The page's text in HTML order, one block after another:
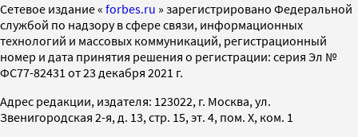
Cетевое издание « forbes.ru » зарегистрировано Федеральной
службой по надзору в сфере связи, информационных
технологий и массовых коммуникаций, регистрационный
номер и дата принятия решения о регистрации: серия Эл №
ФС77-82431 от 23 декабря 2021 г.
Адрес редакции, издателя: 123022, г. Москва, ул.
Звенигородская 2-я, д. 13, стр. 15, эт. 4, пом. X, ком. 1